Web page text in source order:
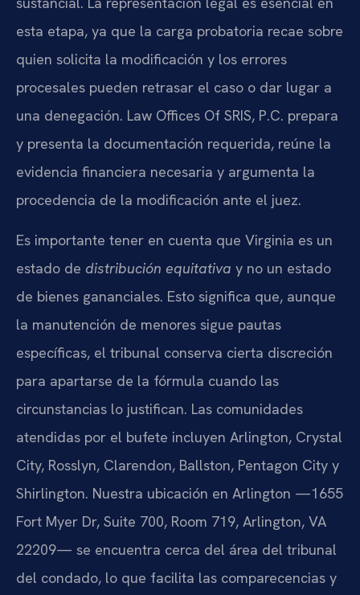
esta etapa, ya que la carga probatoria recae sobre
quien solicita la modificación y los errores
procesales pueden retrasar el caso o dar lugar a
una denegación. Law Offices Of SRIS, P.C. prepara
y presenta la documentación requerida, reúne la
evidencia financiera necesaria y argumenta la
procedencia de la modificación ante el juez.
Es importante tener en cuenta que Virginia es un
estado de distribución equitativa y no un estado
de bienes gananciales. Esto significa que, aunque
la manutención de menores sigue pautas
específicas, el tribunal conserva cierta discreción
para apartarse de la fórmula cuando las
circunstancias lo justifican. Las comunidades
atendidas por el bufete incluyen Arlington, Crystal
City, Rosslyn, Clarendon, Ballston, Pentagon City y
Shirlington. Nuestra ubicación en Arlington —1655
Fort Myer Dr, Suite 700, Room 719, Arlington, VA
22209— se encuentra cerca del área del tribunal
del condado, lo que facilita las comparecencias y